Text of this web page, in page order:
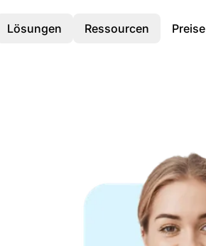
Lösungen Ressourcen Preise